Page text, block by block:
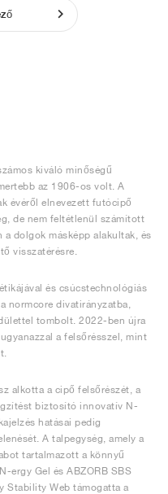
kiváló minőségű
az 1906-os volt. A
évéről elnevezett futócipő
de nem feltétlenül számított
dolgok másképp alakultak, és
visszatérésre.
és csúcstechnológiás
normcore divatirányzatba,
tombolt. 2022-ben újra
a felsőrésszel, mint
alkotta a cipő felsőrészét, a
biztosító innovatív N-
hatásai pedig
A talpegység, amely a
tartalmazott a könnyű
ergy Gel és ABZORB SBS
Stability Web támogatta a